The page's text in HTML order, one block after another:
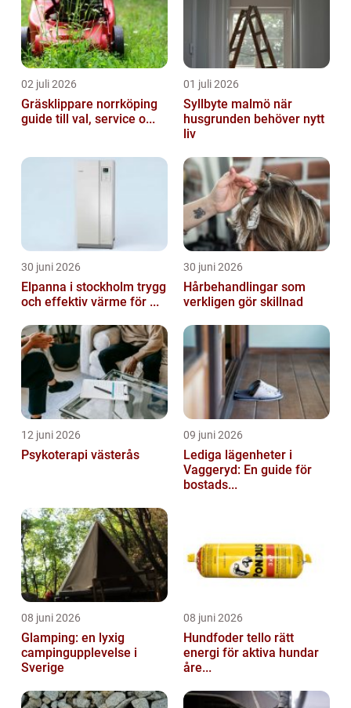
02 juli 2026
Gräsklippare norrköping
guide till val, service o...
01 juli 2026
Syllbyte malmö när
husgrunden behöver nytt
liv
30 juni 2026
Elpanna i stockholm trygg
och effektiv värme för ...
30 juni 2026
Hårbehandlingar som
verkligen gör skillnad
12 juni 2026
Psykoterapi västerås
09 juni 2026
Lediga lägenheter i
Vaggeryd: En guide för
bostads...
08 juni 2026
Glamping: en lyxig
campingupplevelse i
Sverige
08 juni 2026
Hundfoder tello rätt
energi för aktiva hundar
åre...